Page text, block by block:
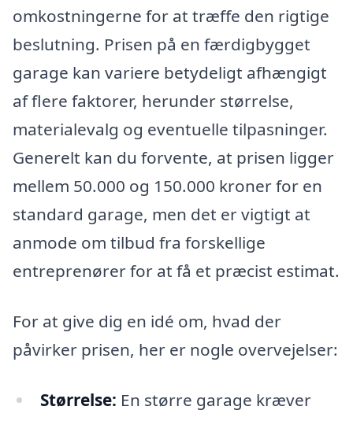
omkostningerne for at træffe den rigtige
beslutning. Prisen på en færdigbygget
garage kan variere betydeligt afhængigt
af flere faktorer, herunder størrelse,
materialevalg og eventuelle tilpasninger.
Generelt kan du forvente, at prisen ligger
mellem 50.000 og 150.000 kroner for en
standard garage, men det er vigtigt at
anmode om tilbud fra forskellige
entreprenører for at få et præcist estimat.
For at give dig en idé om, hvad der
påvirker prisen, her er nogle overvejelser:
Størrelse: En større garage kræver